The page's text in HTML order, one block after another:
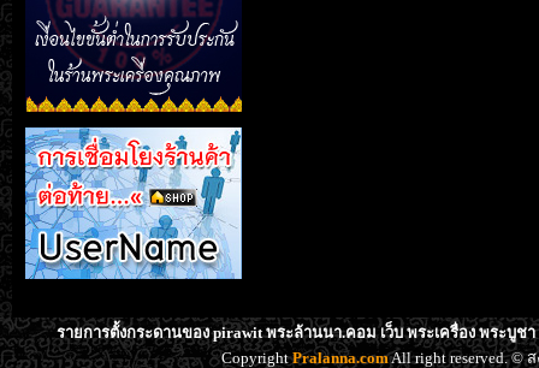
รายการตั้งกระดานของ pirawit พระล้านนา.คอม เว็บ พระเครื่อง พระบู
CopyrightPralanna.comAll right reserved. ©